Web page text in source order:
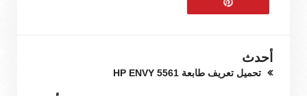
أحدث
تحميل تعريف طابعة HP ENVY 5561